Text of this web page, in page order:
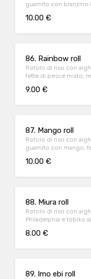
10.00 €
86. Rainbow roll
Rotolo di riso con
fette di pesce misto,
9.00 €
87. Mango roll
Rotolo di riso con
guarnito con mango,
10.00 €
88. Miura roll
Rotolo di riso con
Philadelphia e tobiko
8.00 €
89. Imo ebi roll